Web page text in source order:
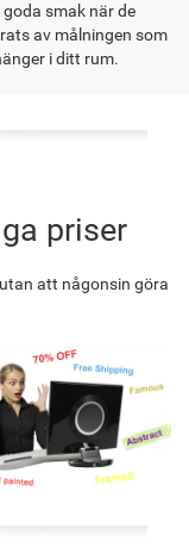
goda smak när de
av målningen som
i ditt rum.
priser
utan att någonsin göra